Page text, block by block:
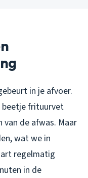
in je afvoer.
beetje frituurvet
van de afwas. Maar
wat we in
regelmatig
in de